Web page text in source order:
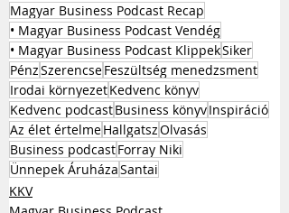
Magyar Business Podcast Recap
• Magyar Business Podcast Vendég
• Magyar Business Podcast KlippekSiker
PénzSzerencseFeszültség menedzsment
Irodai környezetKedvenc könyv
Kedvenc podcastBusiness könyvInspiráció
Az élet értelmeHallgatszOlvasás
Business podcastForray Niki
Ünnepek ÁruházaSantai
KKV